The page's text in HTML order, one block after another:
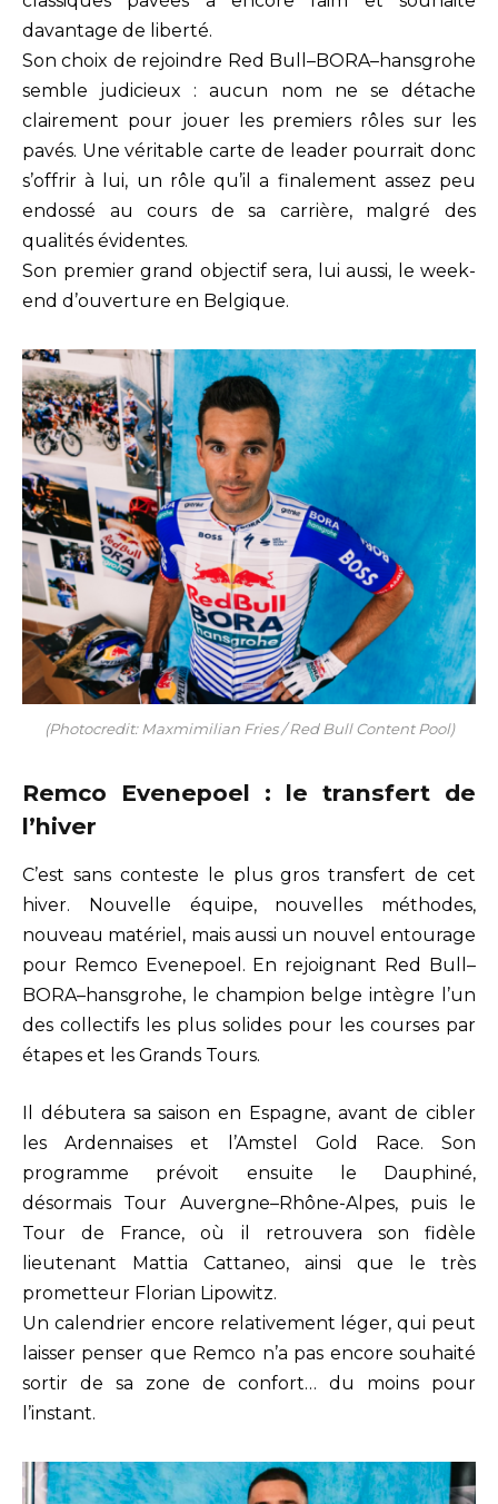
davantage de liberté.
Son choix de rejoindre Red Bull–BORA–hansgrohe
semble judicieux : aucun nom ne se détache
clairement pour jouer les premiers rôles sur les
pavés. Une véritable carte de leader pourrait donc
s’offrir à lui, un rôle qu’il a finalement assez peu
endossé au cours de sa carrière, malgré des
qualités évidentes.
Son premier grand objectif sera, lui aussi, le week-
end d’ouverture en Belgique.
(Photocredit: Maxmimilian Fries / Red Bull Content Pool)
Remco Evenepoel : le transfert de
l’hiver
C’est sans conteste le plus gros transfert de cet
hiver. Nouvelle équipe, nouvelles méthodes,
nouveau matériel, mais aussi un nouvel entourage
pour Remco Evenepoel. En rejoignant Red Bull–
BORA–hansgrohe, le champion belge intègre l’un
des collectifs les plus solides pour les courses par
étapes et les Grands Tours.
Il débutera sa saison en Espagne, avant de cibler
les Ardennaises et l’Amstel Gold Race. Son
programme prévoit ensuite le Dauphiné,
désormais Tour Auvergne–Rhône-Alpes, puis le
Tour de France, où il retrouvera son fidèle
lieutenant Mattia Cattaneo, ainsi que le très
prometteur Florian Lipowitz.
Un calendrier encore relativement léger, qui peut
laisser penser que Remco n’a pas encore souhaité
sortir de sa zone de confort… du moins pour
l’instant.